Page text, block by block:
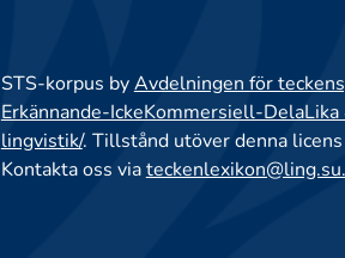
STS-korpus byAvdelningen för
Erkännande-IckeKommersiell-
lingvistik/. Tillstånd utöver denna
Kontakta oss via